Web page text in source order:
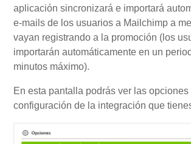
aplicación sincronizará e importará
e-mails de los usuarios a Mailchimp a
vayan registrando a la promoción (los
importarán automáticamente en un
minutos máximo).
En esta pantalla podrás ver las opciones
configuración de la integración que